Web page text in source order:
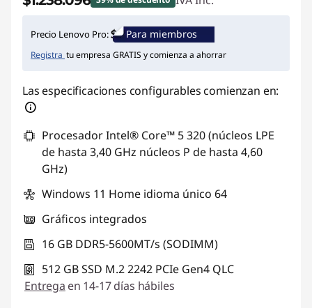
Ahorros instantáneos :-$799.055
Precio Lenovo Pro: Para miembros
Registra tu empresa GRATIS y comienza a ahorrar
Las especificaciones configurables comienzan en:
Procesador Intel® Core™ 5 320 (núcleos LPE
de hasta 3,40 GHz núcleos P de hasta 4,60
GHz)
Windows 11 Home idioma único 64
Gráficos integrados
16 GB DDR5-5600MT/s (SODIMM)
512 GB SSD M.2 2242 PCIe Gen4 QLC
Entrega en 14-17 días hábiles